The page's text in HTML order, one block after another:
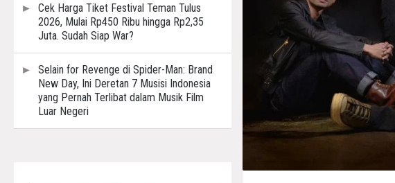
Cek Harga Tiket Festival Teman Tulus
2026, Mulai Rp450 Ribu hingga Rp2,35
Juta. Sudah Siap War?
Selain for Revenge di Spider-Man: Brand
New Day, Ini Deretan 7 Musisi Indonesia
yang Pernah Terlibat dalam Musik Film
Luar Negeri